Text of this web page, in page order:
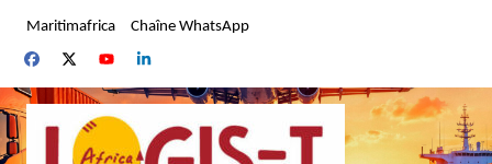
contenu
Maritimafrica Chaîne WhatsApp